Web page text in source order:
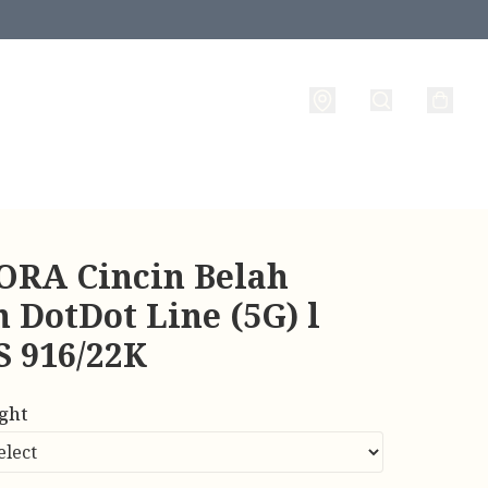
Cincin Belah
DotDot Line (5G) l
916/22K